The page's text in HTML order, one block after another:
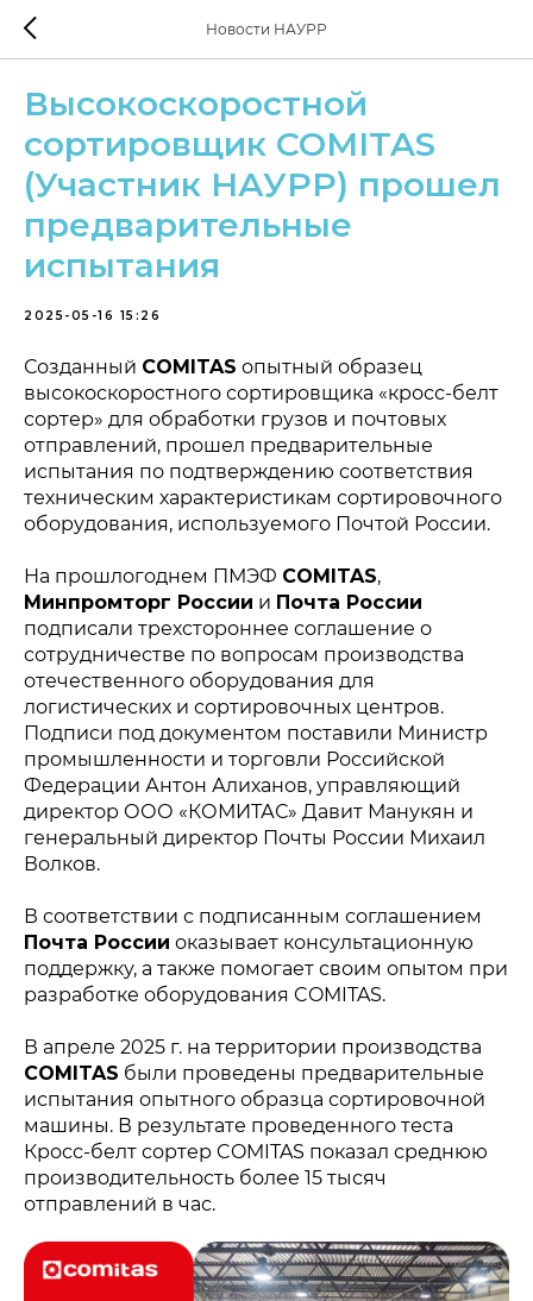
Новости НАУРР
Высокоскоростной
сортировщик COMITAS
(Участник НАУРР) прошел
предварительные
испытания
2025-05-16 15:26
Созданный COMITAS опытный образец
высокоскоростного сортировщика «кросс-белт
сортер» для обработки грузов и почтовых
отправлений, прошел предварительные
испытания по подтверждению соответствия
техническим характеристикам сортировочного
оборудования, используемого Почтой России.
На прошлогоднем ПМЭФ COMITAS,
Минпромторг России и Почта России
подписали трехстороннее соглашение о
сотрудничестве по вопросам производства
отечественного оборудования для
логистических и сортировочных центров.
Подписи под документом поставили Министр
промышленности и торговли Российской
Федерации Антон Алиханов, управляющий
директор ООО «КОМИТАС» Давит Манукян и
генеральный директор Почты России Михаил
Волков.
В соответствии с подписанным соглашением
Почта России оказывает консультационную
поддержку, а также помогает своим опытом при
разработке оборудования COMITAS.
В апреле 2025 г. на территории производства
COMITAS были проведены предварительные
испытания опытного образца сортировочной
машины. В результате проведенного теста
Кросс-белт сортер COMITAS показал среднюю
производительность более 15 тысяч
отправлений в час.